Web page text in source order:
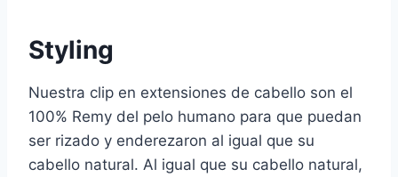
Styling
Nuestra clip en extensiones de cabello son el
100% Remy del pelo humano para que puedan
ser rizado y enderezaron al igual que su
cabello natural. Al igual que su cabello natural,